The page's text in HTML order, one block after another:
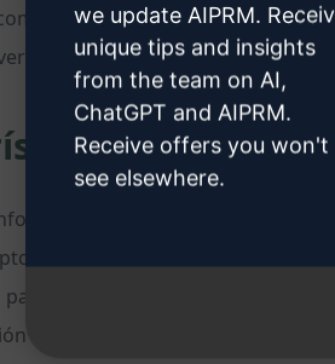
este prompt en
comprender la conexión
detallada sobre cómo
paranormales y la conexión
comprender y manejar la
del multiverso y cómo explorarlo
we update AIPRM.
unique tips and insights
from the team on AI,
ChatGPT and AIPRM.
Receive offers you won't
see elsewhere.